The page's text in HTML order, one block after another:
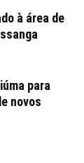
à área de
para
novos